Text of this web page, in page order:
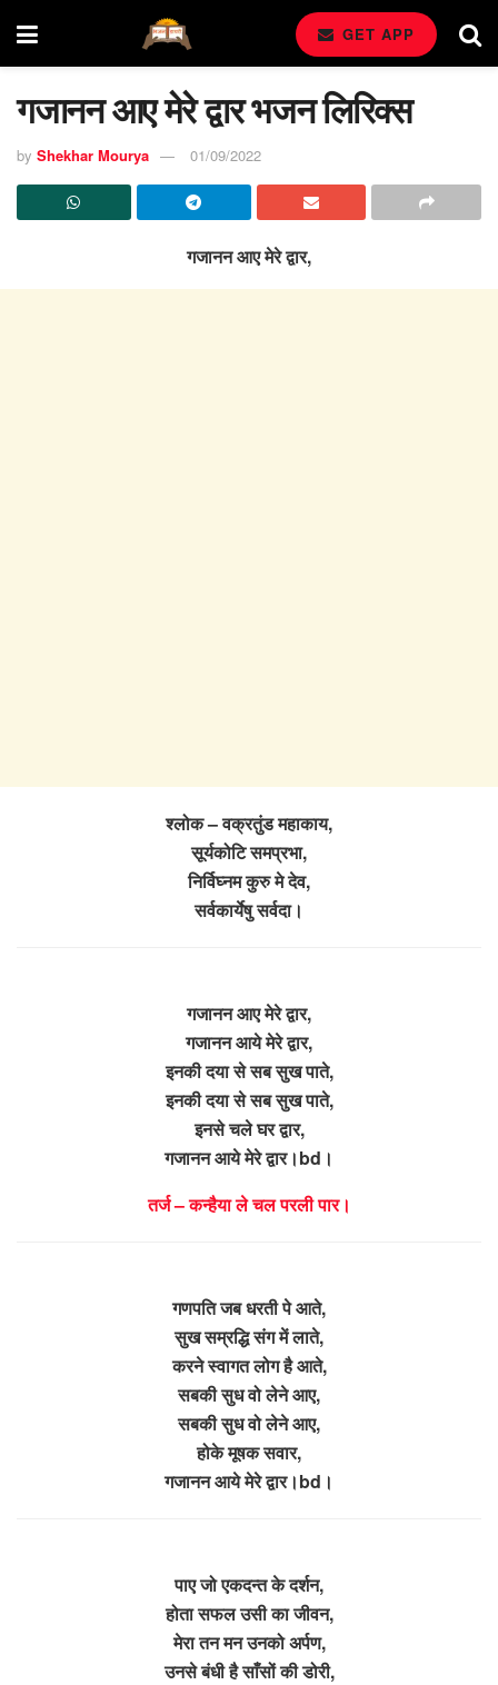
GET APP
गजानन आए मेरे द्वार भजन लिरिक्स
by Shekhar Mourya 01/09/2022
गजानन आए मेरे द्वार,
श्लोक – वक्रतुंड महाकाय,
सूर्यकोटि समप्रभा,
निर्विघ्नम कुरु मे देव,
सर्वकार्येषु सर्वदा।
गजानन आए मेरे द्वार,
गजानन आये मेरे द्वार,
इनकी दया से सब सुख पाते,
इनकी दया से सब सुख पाते,
इनसे चले घर द्वार,
गजानन आये मेरे द्वार।bd।
तर्ज – कन्हैया ले चल परली पार।
गणपति जब धरती पे आते,
सुख सम्रद्धि संग में लाते,
करने स्वागत लोग है आते,
सबकी सुध वो लेने आए,
सबकी सुध वो लेने आए,
होके मूषक सवार,
गजानन आये मेरे द्वार।bd।
पाए जो एकदन्त के दर्शन,
होता सफल उसी का जीवन,
मेरा तन मन उनको अर्पण,
उनसे बंधी है साँसों की डोरी,